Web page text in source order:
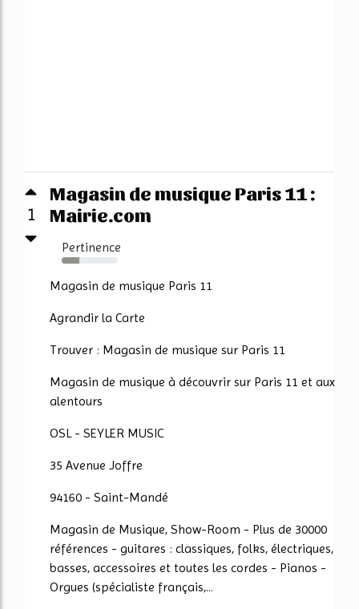
1
Magasin de musique Paris 11 :
Mairie.com
Pertinence
31%
Magasin de musique Paris 11
Agrandir la Carte
Trouver : Magasin de musique sur Paris 11
Magasin de musique à découvrir sur Paris 11 et aux
alentours
OSL - SEYLER MUSIC
35 Avenue Joffre
94160 - Saint-Mandé
Magasin de Musique, Show-Room - Plus de 30000
références - guitares : classiques, folks, électriques,
basses, accessoires et toutes les cordes - Pianos -
Orgues (spécialiste français,...